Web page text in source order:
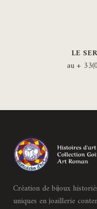
LE
au +
Création de bijoux
uniques en joaillerie